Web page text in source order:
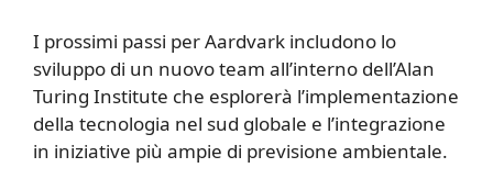
I prossimi passi per Aardvark includono lo
sviluppo di un nuovo team all’interno dell’Alan
Turing Institute che esplorerà l’implementazione
della tecnologia nel sud globale e l’integrazione
in iniziative più ampie di previsione ambientale.